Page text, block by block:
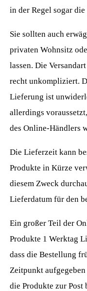
in der Regel sogar
Sie sollten auch
privaten Wohnsitz
lassen. Die
recht unkompliziert.
Lieferung ist
allerdings
des Online-Händlers
Die Lieferzeit kann
Produkte in Kürze
diesem Zweck
Lieferdatum für den
Ein großer Teil der
Produkte 1 Werktag
dass die Bestellung
Zeitpunkt
die Produkte zur Post